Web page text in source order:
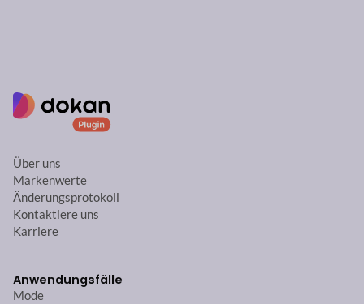
Über uns
Markenwerte
Änderungsprotokoll
Kontaktiere uns
Karriere
Anwendungsfälle
Mode